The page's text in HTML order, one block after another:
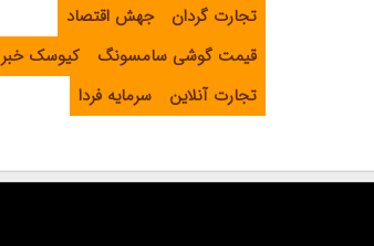
تجارت گردان
جهش اقتصاد
قیمت گوشی سامسونگ
کیوسک خبر
تجارت آنلاین
سرمایه فردا